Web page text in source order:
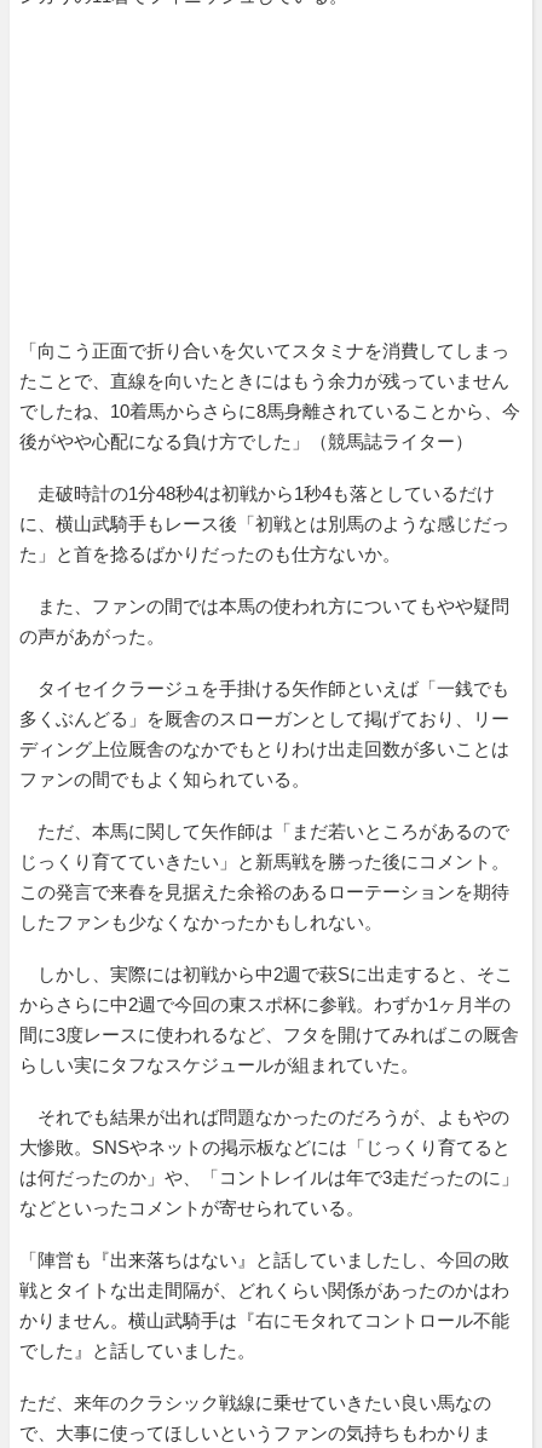
「向こう正面で折り合いを欠いてスタミナを消費してしまっ
たことで、直線を向いたときにはもう余力が残っていません
でしたね、10着馬からさらに8馬身離されていることから、今
後がやや心配になる負け方でした」（競馬誌ライター）
走破時計の1分48秒4は初戦から1秒4も落としているだけ
に、横山武騎手もレース後「初戦とは別馬のような感じだっ
た」と首を捻るばかりだったのも仕方ないか。
また、ファンの間では本馬の使われ方についてもやや疑問
の声があがった。
タイセイクラージュを手掛ける矢作師といえば「一銭でも
多くぶんどる」を厩舎のスローガンとして掲げており、リー
ディング上位厩舎のなかでもとりわけ出走回数が多いことは
ファンの間でもよく知られている。
ただ、本馬に関して矢作師は「まだ若いところがあるので
じっくり育てていきたい」と新馬戦を勝った後にコメント。
この発言で来春を見据えた余裕のあるローテーションを期待
したファンも少なくなかったかもしれない。
しかし、実際には初戦から中2週で萩Sに出走すると、そこ
からさらに中2週で今回の東スポ杯に参戦。わずか1ヶ月半の
間に3度レースに使われるなど、フタを開けてみればこの厩舎
らしい実にタフなスケジュールが組まれていた。
それでも結果が出れば問題なかったのだろうが、よもやの
大惨敗。SNSやネットの掲示板などには「じっくり育てると
は何だったのか」や、「コントレイルは年で3走だったのに」
などといったコメントが寄せられている。
「陣営も『出来落ちはない』と話していましたし、今回の敗
戦とタイトな出走間隔が、どれくらい関係があったのかはわ
かりません。横山武騎手は『右にモタれてコントロール不能
でした』と話していました。
ただ、来年のクラシック戦線に乗せていきたい良い馬なの
で、大事に使ってほしいというファンの気持ちもわかりま